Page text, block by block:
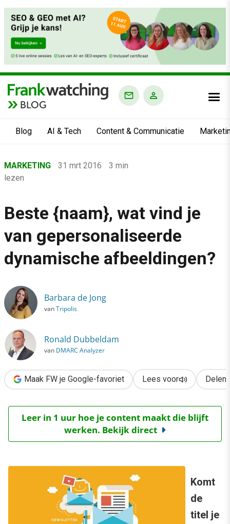
BLOG
Blog AI & Tech Content & Communicatie
›
Marketing
›
Beste {naam}, wat vind je van gepersonaliseerde dynamische
MARKETING 31 mrt 2016
3 min
lezen
Beste {naam}, wat vind je
van gepersonaliseerde
dynamische afbeeldingen?
Barbara de Jong
vanTripolis
Ronald Dubbeldam
van DMARC Analyzer
Maak FW je Google-favoriet Lees voor Delen
Leer in 1 uur hoe je content maakt die blijft
werken. Bekijk direct
Komt
de
titel je